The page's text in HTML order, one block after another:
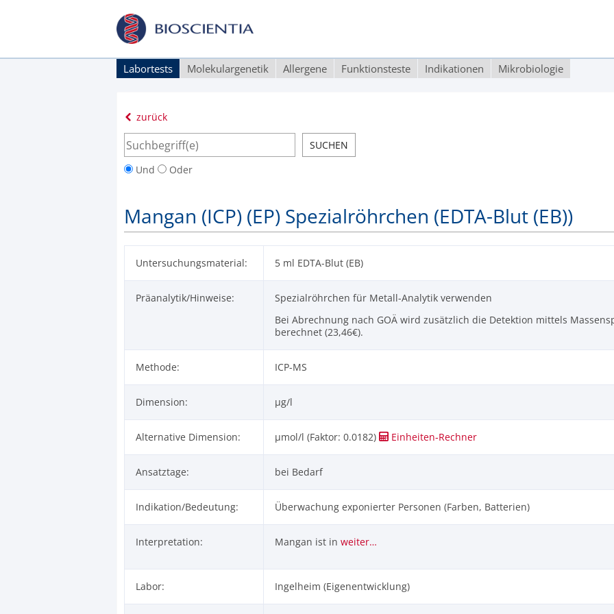
Labortests Molekulargenetik Allergene Funktionsteste Indikationen Mikrobiologie
zurück
Und Oder
Mangan (ICP) (EP) Spezialröhrchen (EDTA-Blut (EB))
Untersuchungsmaterial: 5 ml EDTA-Blut (EB)
Präanalytik/Hinweise:
Spezialröhrchen für Metall-Analytik verwenden
Bei Abrechnung nach GOÄ wird zusätzlich die Detektion mittels
berechnet (23,46€).
Methode: ICP-MS
Dimension: µg/l
Alternative Dimension: µmol/l (Faktor: 0.0182) Einheiten‑Rechner
Ansatztage: bei Bedarf
Indikation/Bedeutung: Überwachung exponierter Personen (Farben, Batterien)
Interpretation: Mangan ist in weiter…
Labor: Ingelheim (Eigenentwicklung)